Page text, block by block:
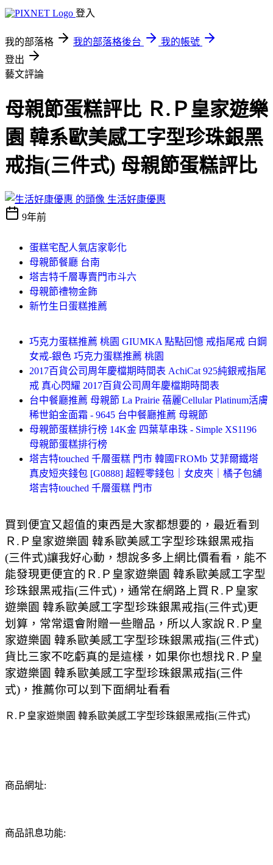
登入
我的部落格 我的部落格後台
我的帳號
登出
藝文評論
母親節蛋糕評比 Ｒ.Ｐ皇家遊樂
園 韓系歐美感工字型珍珠銀黑
戒指(三件式) 母親節蛋糕評比
生活好康優惠
9年前
蛋糕宅配人氣店家彰化
母親節餐廳 台南
塔吉特千層專賣門市斗六
母親節禮物金飾
新竹生日蛋糕推薦
巧克力蛋糕推薦 桃園 GIUMKA 點點回憶 戒指尾戒 白鋼
女戒-銀色 巧克力蛋糕推薦 桃園
2017百貨公司周年慶檔期時間表 AchiCat 925純銀戒指尾
戒 真心閃耀 2017百貨公司周年慶檔期時間表
台中餐廳推薦 母親節 La Prairie 蓓麗Cellular Platinum活膚
稀世鉑金面霜 - 9645 台中餐廳推薦 母親節
母親節蛋糕排行榜 14K金 四葉草串珠 - Simple XS1196
母親節蛋糕排行榜
塔吉特touched 千層蛋糕 門市 韓國FROMb 艾菲爾鐵塔
真皮短夾錢包 [G0888] 超輕零錢包｜女皮夾｜橘子包舖
塔吉特touched 千層蛋糕 門市
買到便宜又超值的東西是大家都想要的，最近看到
Ｒ.Ｐ皇家遊樂園 韓系歐美感工字型珍珠銀黑戒指
(三件式)讓我好心動，想說多多上網比價看看，能不
能發現更便宜的Ｒ.Ｐ皇家遊樂園 韓系歐美感工字型
珍珠銀黑戒指(三件式)，通常在網路上買Ｒ.Ｐ皇家
遊樂園 韓系歐美感工字型珍珠銀黑戒指(三件式)更
划算，常常還會附贈一些贈品，所以人家說Ｒ.Ｐ皇
家遊樂園 韓系歐美感工字型珍珠銀黑戒指(三件式)
貨比三家不吃虧真的是這樣，如果你也想找Ｒ.Ｐ皇
家遊樂園 韓系歐美感工字型珍珠銀黑戒指(三件
式)，推薦你可以到下面網址看看
Ｒ.Ｐ皇家遊樂園 韓系歐美感工字型珍珠銀黑戒指(三件式)
商品網址:
商品訊息功能: